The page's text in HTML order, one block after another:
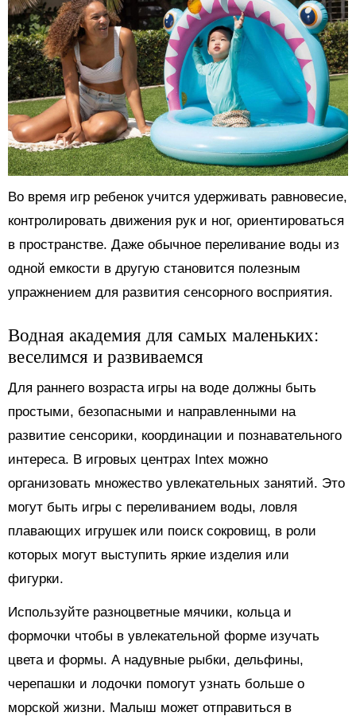
Во время игр ребенок учится удерживать равновесие,
контролировать движения рук и ног, ориентироваться
в пространстве. Даже обычное переливание воды из
одной емкости в другую становится полезным
упражнением для развития сенсорного восприятия.
Водная академия для самых маленьких:
веселимся и развиваемся
Для раннего возраста игры на воде должны быть
простыми, безопасными и направленными на
развитие сенсорики, координации и познавательного
интереса. В игровых центрах Intex можно
организовать множество увлекательных занятий. Это
могут быть игры с переливанием воды, ловля
плавающих игрушек или поиск сокровищ, в роли
которых могут выступить яркие изделия или
фигурки.
Используйте разноцветные мячики, кольца и
формочки чтобы в увлекательной форме изучать
цвета и формы. А надувные рыбки, дельфины,
черепашки и лодочки помогут узнать больше о
морской жизни. Малыш может отправиться в